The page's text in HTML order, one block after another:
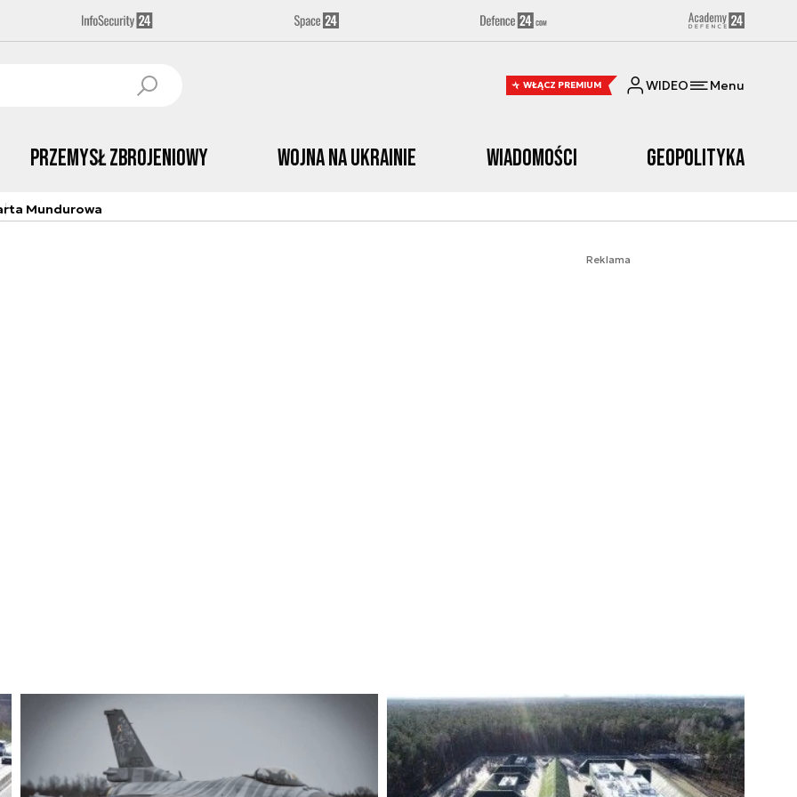
WŁĄCZ PREMIUM WIDEO Menu
Przemysł Zbrojeniowy Wojna na Ukrainie Wiadomości Geopolityka
Mundurowa
Reklama